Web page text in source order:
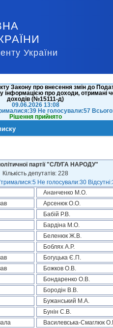
України
Закону про внесення змін до
про доходи, отримані
доходів (№15111-д)
09.06.2026 13:08
Не голосували:57
Рішення прийнято
партії "СЛУГА НАРОДУ"
Кількість депутатів: 228
Не голосували:30
Ананченко М.О.
Арсенюк О.О.
Бабій Р.В.
Бардіна М.О.
Беленюк Ж.В.
Боблях А.Р.
Богуцька Є.П.
Божков О.В.
Бондаренко О.В.
Бородін В.В.
Бужанський М.А.
Бунін С.В.
Василевська-Смаглюк